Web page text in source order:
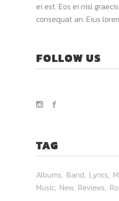
ei est. Eos ei nisl
consequat an. Eius
FOLLOW US
TAG
Albums Band Lyrics
Music New Reviews